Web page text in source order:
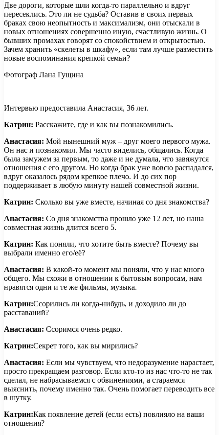
Две дороги, которые шли когда-то параллельно и вдруг
пересеклись. Это ли не судьба? Оставив в своих первых
браках свою неопытность и максимализм, они отыскали в
новых отношениях совершенно иную, счастливую жизнь. О
бывших промахах говорят со спокойствием и открытостью.
Зачем хранить «скелеты в шкафу», если там лучше разместить
новые воспоминания крепкой семьи?
Фотограф Лана Гущина
Интервью предоставила Анастасия, 36 лет.
Катрин: Расскажите, где и как вы познакомились.
Анастасия: Мой нынешний муж – друг моего первого мужа.
Он нас и познакомил. Мы часто виделись, общались. Когда
была замужем за первым, то даже и не думала, что завяжутся
отношения с его другом. Но когда брак уже вовсю распадался,
вдруг оказалось рядом крепкое плечо. И до сих пор
поддерживает в любую минуту нашей совместной жизни.
Катрин: Сколько вы уже вместе, начиная со дня знакомства?
Анастасия: Со дня знакомства прошло уже 12 лет, но наша
совместная жизнь длится всего 5.
Катрин: Как поняли, что хотите быть вместе? Почему вы
выбрали именно его/её?
Анастасия: В какой-то момент мы поняли, что у нас много
общего. Мы схожи в отношении к бытовым вопросам, нам
нравятся одни и те же фильмы, музыка.
Катрин:Ссорились ли когда-нибудь, и доходило ли до
расставаний?
Анастасия: Ссоримся очень редко.
Катрин:Секрет того, как вы мирились?
Анастасия: Если мы чувствуем, что недоразумение нарастает,
просто прекращаем разговор. Если кто-то из нас что-то не так
сделал, не набрасываемся с обвинениями, а стараемся
выяснить, почему именно так. Очень помогает переводить все
в шутку.
Катрин:Как появление детей (если есть) повлияло на ваши
отношения?